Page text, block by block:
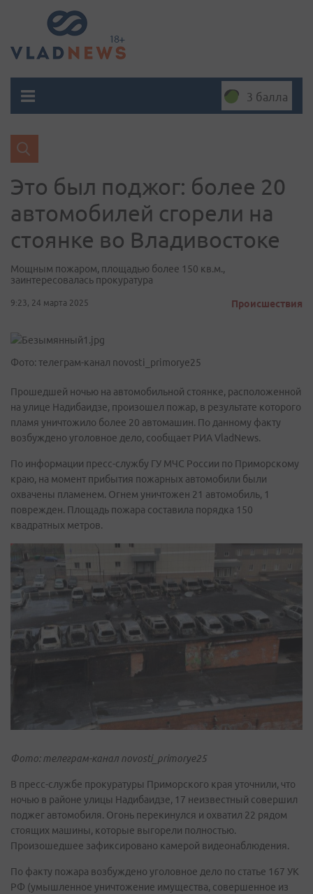
3 балла
Это был поджог: более 20
автомобилей сгорели на
стоянке во Владивостоке
Мощным пожаром, площадью более 150 кв.м.,
заинтересовалась прокуратура
9:23, 24 марта 2025 Происшествия
Фото: телеграм-канал novosti_primorye25
Прошедшей ночью на автомобильной стоянке, расположенной
на улице Надибаидзе, произошел пожар, в результате которого
пламя уничтожило более 20 автомашин. По данному факту
возбуждено уголовное дело, сообщает РИА VladNews.
По информации пресс-службу ГУ МЧС России по Приморскому
краю, на момент прибытия пожарных автомобили были
охвачены пламенем. Огнем уничтожен 21 автомобиль, 1
поврежден. Площадь пожара составила порядка 150
квадратных метров.
Фото: телеграм-канал novosti_primorye25
В пресс-службе прокуратуры Приморского края уточнили, что
ночью в районе улицы Надибаидзе, 17 неизвестный совершил
поджег автомобиля. Огонь перекинулся и охватил 22 рядом
стоящих машины, которые выгорели полностью.
Произошедшее зафиксировано камерой видеонаблюдения.
По факту пожара возбуждено уголовное дело по статье 167 УК
РФ (умышленное уничтожение имущества, совершенное из